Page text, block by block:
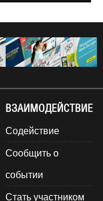
ВЗАИМОДЕЙСТВИЕ
Содействие
Сообщить о
событии
Стать участником